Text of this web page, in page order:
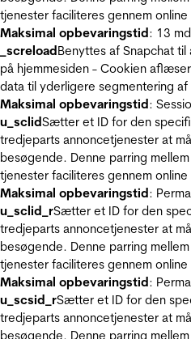
tjenester faciliteres gennem
Maksimal opbevaringstid: 13
_screloadBenyttes af Snapchat
på hjemmesiden - Cookien
data til yderligere segmentering
Maksimal opbevaringstid:
u_sclidSætter et ID for den
tredjeparts annoncetjenester at
besøgende. Denne parring
tjenester faciliteres gennem
Maksimal opbevaringstid:
u_sclid_rSætter et ID for den
tredjeparts annoncetjenester at
besøgende. Denne parring
tjenester faciliteres gennem
Maksimal opbevaringstid:
u_scsid_rSætter et ID for den
tredjeparts annoncetjenester at
besøgende. Denne parring